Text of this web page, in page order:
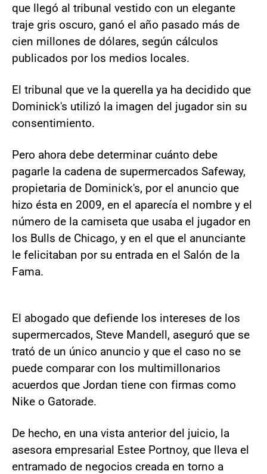
que llegó al tribunal vestido con un elegante
traje gris oscuro, ganó el año pasado más de
cien millones de dólares, según cálculos
publicados por los medios locales.
El tribunal que ve la querella ya ha decidido que
Dominick's utilizó la imagen del jugador sin su
consentimiento.
Pero ahora debe determinar cuánto debe
pagarle la cadena de supermercados Safeway,
propietaria de Dominick's, por el anuncio que
hizo ésta en 2009, en el aparecía el nombre y el
número de la camiseta que usaba el jugador en
los Bulls de Chicago, y en el que el anunciante
le felicitaban por su entrada en el Salón de la
Fama.
El abogado que defiende los intereses de los
supermercados, Steve Mandell, aseguró que se
trató de un único anuncio y que el caso no se
puede comparar con los multimillonarios
acuerdos que Jordan tiene con firmas como
Nike o Gatorade.
De hecho, en una vista anterior del juicio, la
asesora empresarial Estee Portnoy, que lleva el
entramado de negocios creada en torno a